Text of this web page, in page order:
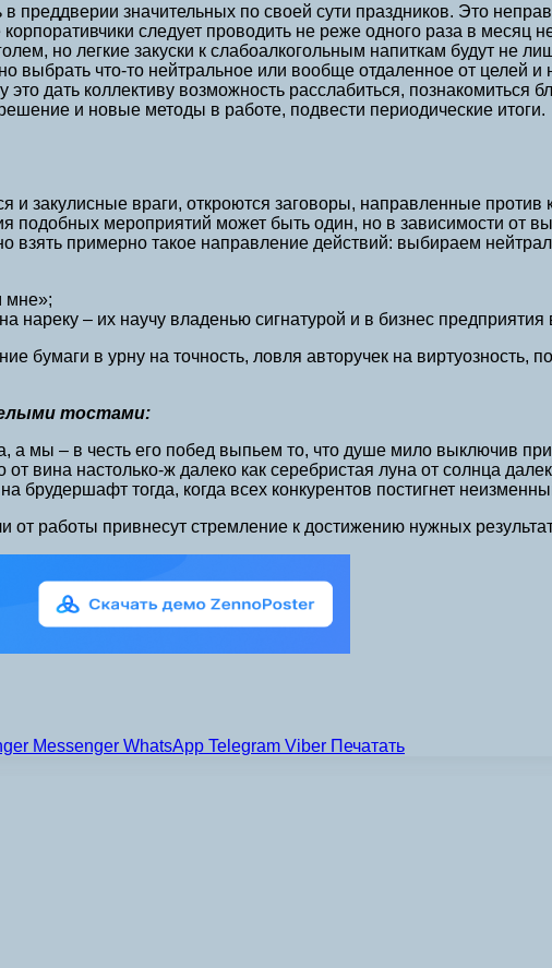
преддверии значительных по своей сути праздников. Это
корпоративчики следует проводить не реже одного раза в месяц
но легкие закуски к слабоалкогольным напиткам будут не
что-то нейтральное или вообще отдаленное от целей и
это дать коллективу возможность расслабиться,
и новые методы в работе, подвести периодические итоги.
и закулисные враги, откроются заговоры, направленные против
подобных мероприятий может быть один, но в зависимости от
взять примерно такое направление действий: выбираем
мне»;
нареку – их научу владенью сигнатурой и в бизнес предприятия
бумаги в урну на точность, ловля авторучек на виртуозность,
тостами:
а мы – в честь его побед выпьем то, что душе мило выключив
вина настолько-ж далеко как серебристая луна от солнца
тогда, когда всех конкурентов постигнет
от работы привнесут стремление к достижению нужных
Messenger WhatsApp Telegram Viber Печатать